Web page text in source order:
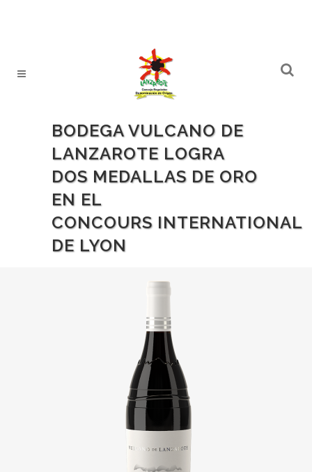
BODEGA VULCANO DE
LANZAROTE LOGRA
DOS MEDALLAS DE ORO
EN EL
CONCOURS INTERNATIONAL
DE LYON